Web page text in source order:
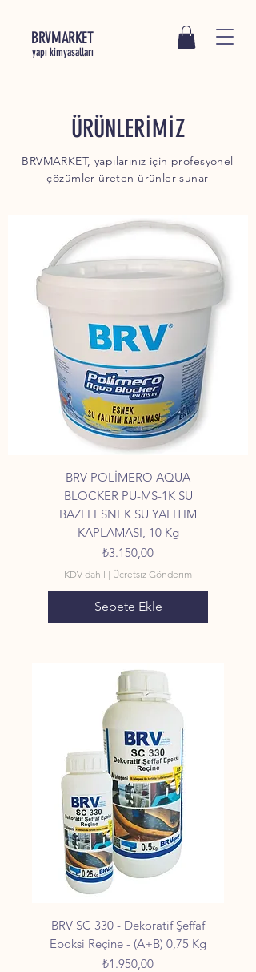
BRVMARKET
yapı kimyasalları
ÜRÜNLERİMİZ
BRVMARKET, yapılarınız için profesyonel
çözümler üreten ürünler sunar
BRV POLİMERO AQUA
BLOCKER PU-MS-1K SU
BAZLI ESNEK SU YALITIM
KAPLAMASI, 10 Kg
Fiyat
₺3.150,00
KDV dahil | Ücretsiz Gönderim
Sepete Ekle
BRV SC 330 - Dekoratif Şeffaf
Epoksi Reçine - (A+B) 0,75 Kg
Fiyat
₺1.950,00